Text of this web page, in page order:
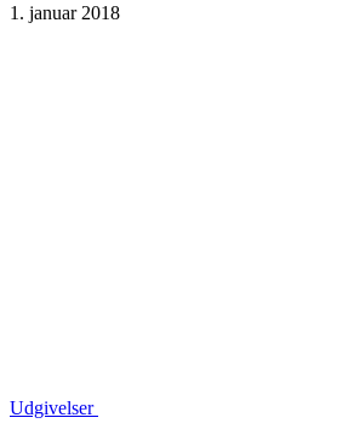
1. januar 2018
Udgivelser